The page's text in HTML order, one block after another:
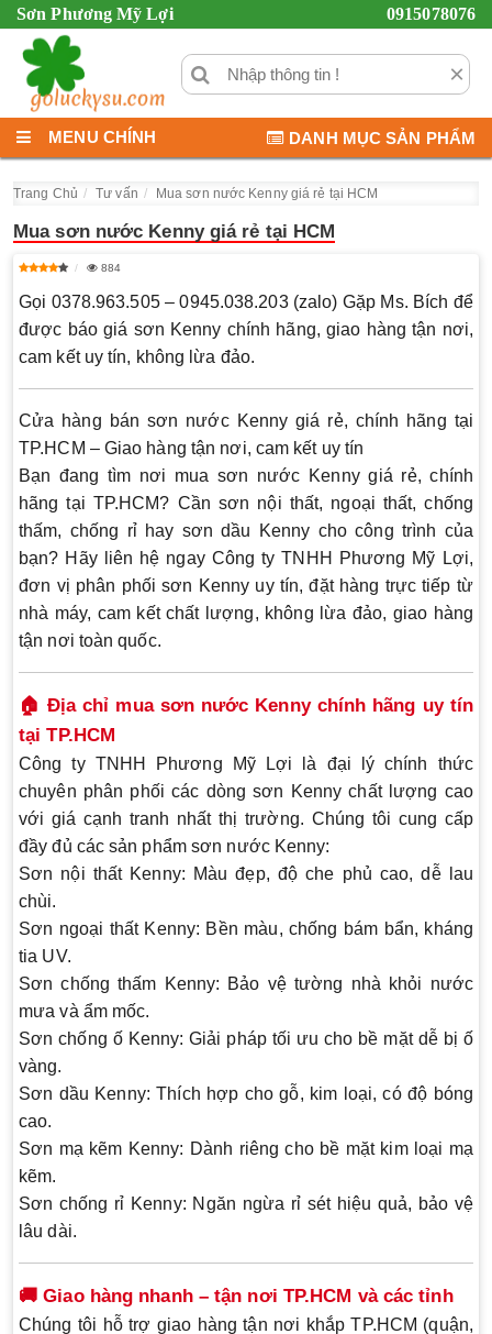
Sơn Phương Mỹ Lợi 0915078076
×
MENU CHÍNH DANH MỤC SẢN PHẨM
Trang Chủ Tư vấn Mua sơn nước Kenny giá rẻ tại HCM
Mua sơn nước Kenny giá rẻ tại HCM
884
Gọi 0378.963.505 – 0945.038.203 (zalo) Gặp Ms. Bích để
được báo giá sơn Kenny chính hãng, giao hàng tận nơi,
cam kết uy tín, không lừa đảo.
Cửa hàng bán sơn nước Kenny giá rẻ, chính hãng tại
TP.HCM – Giao hàng tận nơi, cam kết uy tín
Bạn đang tìm nơi mua sơn nước Kenny giá rẻ, chính
hãng tại TP.HCM? Cầnsơn nội thất, ngoại thất, chống
thấm, chống rỉ hay sơn dầu Kenny cho công trình của
bạn? Hãy liên hệ ngay Công ty TNHH Phương Mỹ Lợi,
đơn vị phân phối sơn Kenny uy tín, đặt hàng trực tiếp từ
nhà máy, cam kết chất lượng, không lừa đảo, giao hàng
tận nơi toàn quốc.
🏠 Địa chỉ mua sơn nước Kenny chính hãng uy tín
tại TP.HCM
Công ty TNHH Phương Mỹ Lợi là đại lý chính thức
chuyên phân phối các dòngsơn Kenny chất lượng cao
với giá cạnh tranh nhất thị trường. Chúng tôi cung cấp
đầy đủ các sản phẩm sơn nước Kenny:
Sơn nội thất Kenny: Màu đẹp, độ che phủ cao, dễ lau
chùi.
Sơn ngoại thất Kenny: Bền màu, chống bám bẩn, kháng
tia UV.
Sơn chống thấm Kenny: Bảo vệ tường nhà khỏi nước
mưa và ẩm mốc.
Sơn chống ố Kenny: Giải pháp tối ưu cho bề mặt dễ bị ố
vàng.
Sơn dầu Kenny: Thích hợp cho gỗ, kim loại, có độ bóng
cao.
Sơn mạ kẽm Kenny: Dành riêng cho bề mặt kim loại mạ
kẽm.
Sơn chống rỉ Kenny: Ngăn ngừa rỉ sét hiệu quả, bảo vệ
lâu dài.
🚚 Giao hàng nhanh – tận nơi TP.HCM và các tỉnh
Chúng tôi hỗ trợ giao hàng tận nơi khắpTP.HCM (quận,